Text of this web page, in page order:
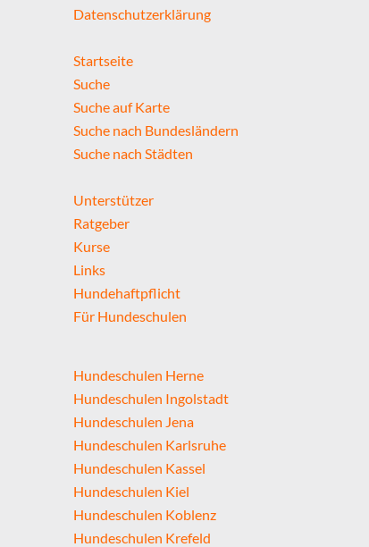
Detailsuche starten
Datenschutzerklärung
Startseite
Suche
Suche auf Karte
Suche nach Bundesländern
Suche nach Städten
Unterstützer
Ratgeber
Kurse
Links
Hundehaftpflicht
Für Hundeschulen
Hundeschulen Herne
Hundeschulen Ingolstadt
Hundeschulen Jena
Hundeschulen Karlsruhe
Hundeschulen Kassel
Hundeschulen Kiel
Hundeschulen Koblenz
Hundeschulen Krefeld